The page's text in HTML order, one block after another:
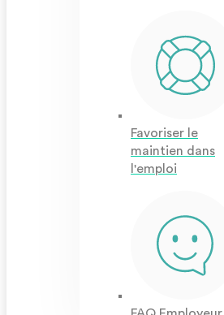
Favoriser le
maintien dans
l'emploi